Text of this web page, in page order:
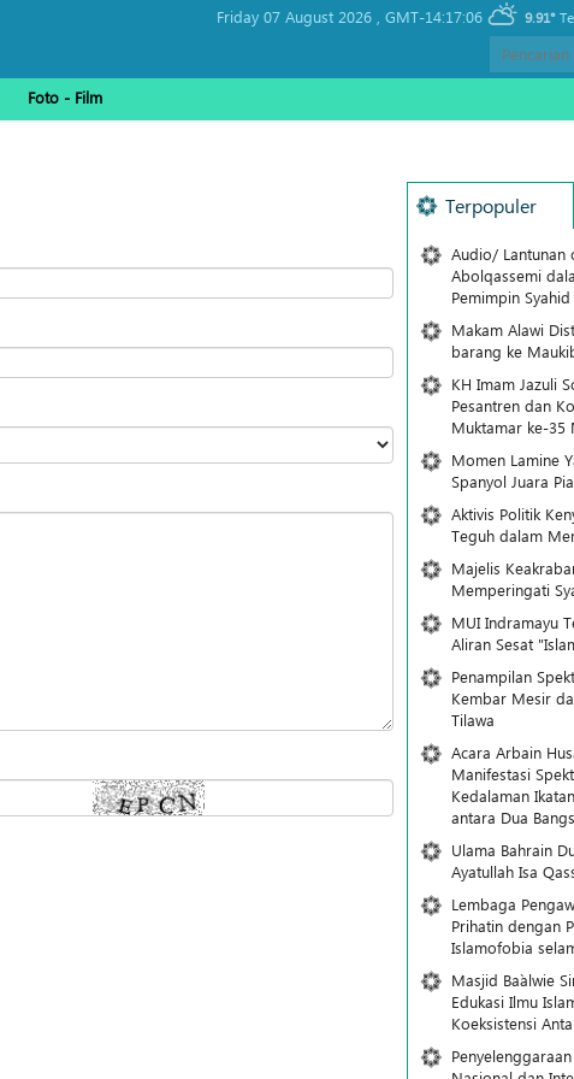
Friday 07 August 2026 , GMT-14:17:06 9.91°
Foto - Film
Terpopuler
Audio/ Lantunan
Abolqassemi
Pemimpin Syahid
Makam Alawi
barang ke
KH Imam Jazuli
Pesantren dan
Muktamar ke-35
Momen Lamine
Spanyol Juara
Aktivis Politik
Teguh dalam
Majelis
Memperingati
MUI Indramayu
Aliran Sesat
Penampilan
Kembar Mesir
Tilawa
Acara Arbain
Manifestasi
Kedalaman
antara Dua
Ulama Bahrain
Ayatullah Isa
Lembaga
Prihatin dengan
Islamofobia
Masjid Ba`alwie
Edukasi Ilmu
Koeksistensi